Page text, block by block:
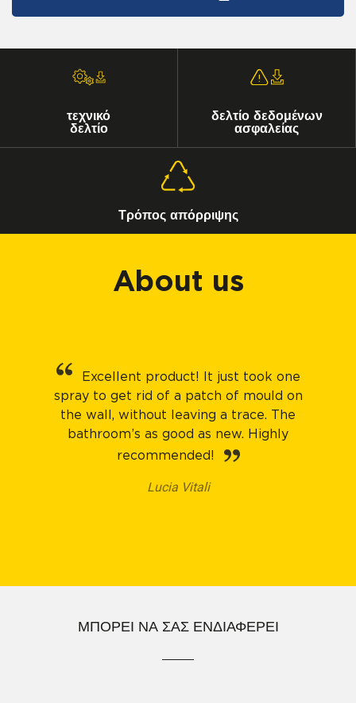
τεχνικό
δελτίο
δελτίο δεδομένων
ασφαλείας
Τρόπος απόρριψης
About us
Excellent product! It just took one
spray to get rid of a patch of mould on
the wall, without leaving a trace. The
bathroom’s as good as new. Highly
recommended!
Lucia Vitali
ΜΠΟΡΕΊ ΝΑ ΣΑΣ ΕΝΔΙΑΦΈΡΕΙ